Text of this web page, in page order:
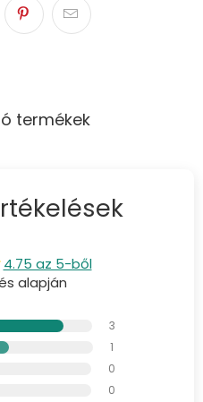
termékek
4.75 az 5-ből
alapján
3
1
0
0